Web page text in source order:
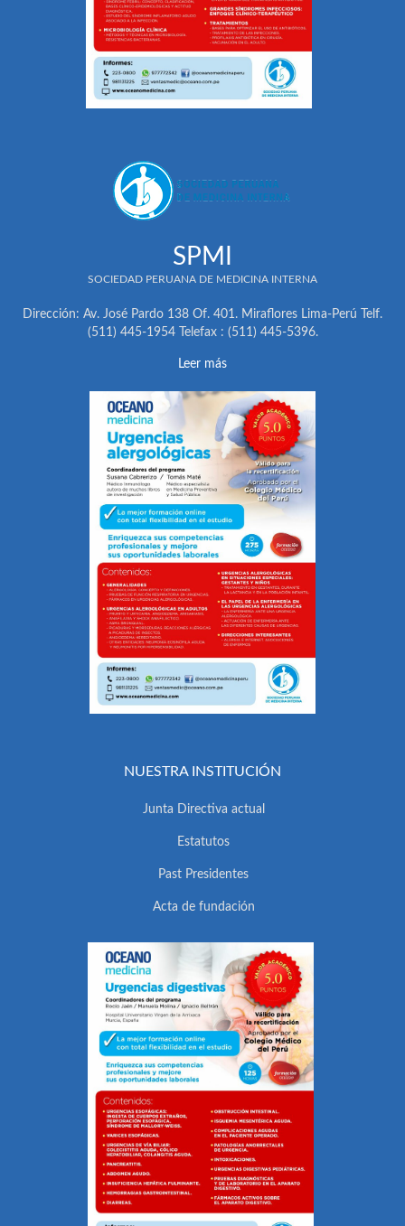
SPMI
SOCIEDAD PERUANA DE MEDICINA INTERNA
Dirección: Av. José Pardo 138 Of. 401. Miraflores Lima-Perú Telf.
(511) 445-1954 Telefax : (511) 445-5396.
Leer más
NUESTRA INSTITUCIÓN
Junta Directiva actual
Estatutos
Past Presidentes
Acta de fundación